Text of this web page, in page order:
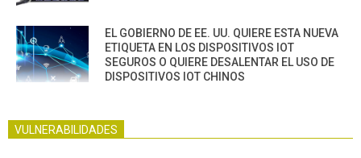
EL GOBIERNO DE EE. UU. QUIERE ESTA NUEVA
ETIQUETA EN LOS DISPOSITIVOS IOT
SEGUROS O QUIERE DESALENTAR EL USO DE
DISPOSITIVOS IOT CHINOS
VULNERABILIDADES